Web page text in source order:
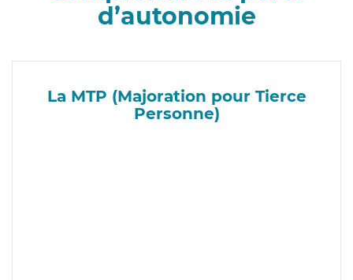
d’autonomie
La MTP (Majoration pour Tierce
Personne)